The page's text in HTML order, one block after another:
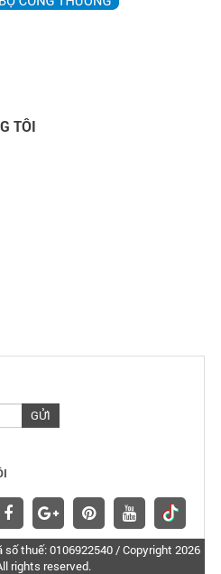
TÔI
số thuế: 0106922540 / Copyright 2026
rights reserved.